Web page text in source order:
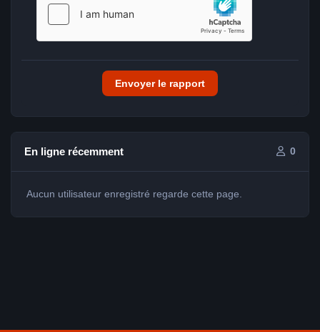
Envoyer le rapport
En ligne récemment 0
Aucun utilisateur enregistré regarde cette page.